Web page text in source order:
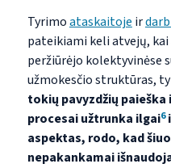
Tyrimoataskaitoje ir
pateikiami keli atvejų,
peržiūrėjo kolektyvinėse
užmokesčio struktūras,
tokių pavyzdžių paieška
procesai užtrunka ilgai6
aspektas, rodo, kad
nepakankamai